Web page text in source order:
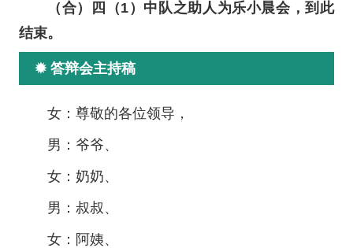
（合）四（1）中队之助人为乐小晨会，到此
结束。
✹ 答辩会主持稿
女：尊敬的各位领导，
男：爷爷、
女：奶奶、
男：叔叔、
女：阿姨、